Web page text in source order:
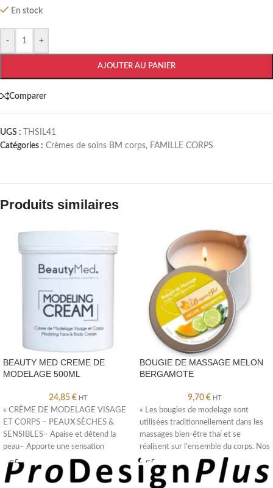
En stock
- +
AJOUTER AU PANIER
Comparer
UGS :
THSIL41
Catégories : Crèmes de soins BM corps, FAMILLE CORPS
Produits similaires
BEAUTY MED CREME DE
MODELAGE 500ML
24,85 € HT
« CRÈME DE MODELAGE VISAGE
ET CORPS – PEAUX SÈCHES &
SENSIBLES– Apaise et détend la
peau– Apporte une sensation
d’hydratation–
BOUGIE DE MASSAGE MELON
BERGAMOTE
9,70 € HT
« Les bougies de modelage sont
utilisées traditionnellement dans les
massages bien-être thaï et se
réalisent sur l’ensemble du corps. Nos